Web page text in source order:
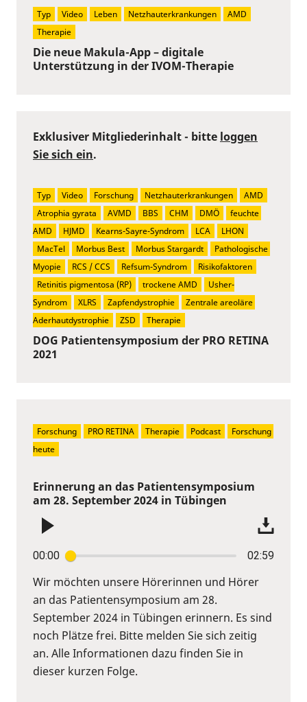
Die neue Makula-App – digitale
Unterstützung in der IVOM-Therapie
Typ Video Leben Netzhauterkrankungen
AMD
Therapie
DOG Patientensymposium der PRO RETINA
2021
Exklusiver Mitgliederinhalt - bitte loggen
Sie sich ein.
Typ Video Forschung Netzhauterkrankungen
AMD
Atrophia gyrata
AVMD BBS CHM DMÖ
feuchte
AMD
HJMD Kearns-Sayre-Syndrom LCA
LHON
MacTel
Morbus Best Morbus Stargardt
Pathologische
Myopie
RCS / CCS Refsum-Syndrom
Risikofaktoren
Retinitis pigmentosa (RP)
trockene AMD
Usher-
Syndrom
XLRS Zapfendystrophie
Zentrale areoläre
Aderhautdystrophie
ZSD Therapie
Erinnerung an das Patientensymposium
am 28. September 2024 in Tübingen
00:00 02:59
Wir möchten unsere Hörerinnen und Hörer
an das Patientensymposium am 28.
September 2024 in Tübingen erinnern. Es sind
noch Plätze frei. Bitte melden Sie sich zeitig
an. Alle Informationen dazu finden Sie in
dieser kurzen Folge.
Forschung PRO RETINA Therapie Podcast
Forschung
heute